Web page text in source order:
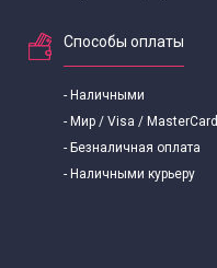
Способы оплаты
- Наличными
- Мир / Visa / MasterCard
- Безналичная оплата
- Наличными курьеру